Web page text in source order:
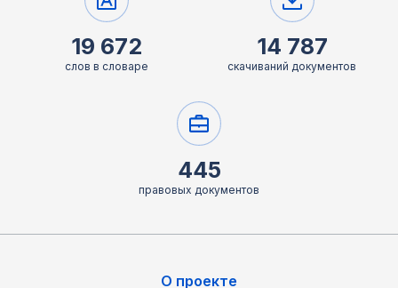
19 672
слов в словаре
14 787
скачиваний документов
445
правовых документов
О проекте